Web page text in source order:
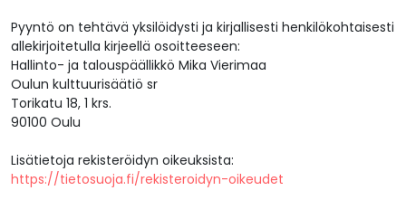
Pyyntö on tehtävä yksilöidysti ja kirjallisesti henkilökohtaisesti
allekirjoitetulla kirjeellä osoitteeseen:
Hallinto- ja talouspäällikkö Mika Vierimaa
Oulun kulttuurisäätiö sr
Torikatu 18, 1 krs.
90100 Oulu
Lisätietoja rekisteröidyn oikeuksista:
https://tietosuoja.fi/rekisteroidyn-oikeudet